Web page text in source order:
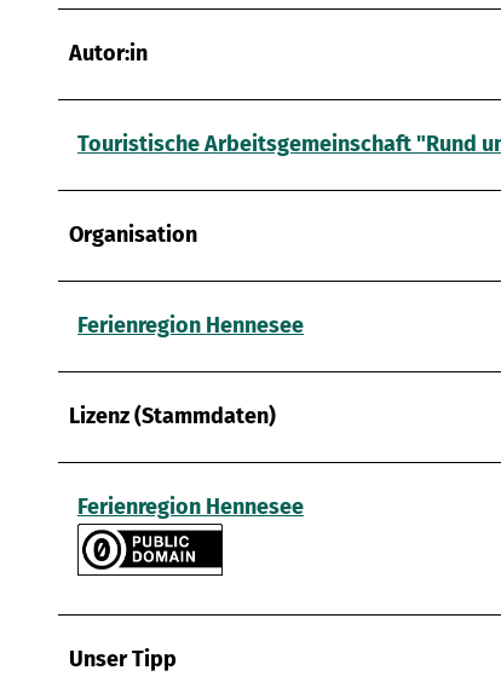
Autor:in
Touristische Arbeitsgemeinschaft "Rund
Organisation
Ferienregion Hennesee
Lizenz (Stammdaten)
Ferienregion Hennesee
Unser Tipp